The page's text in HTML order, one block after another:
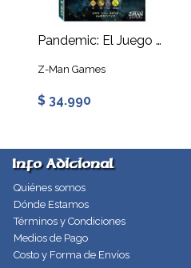
Pandemic: El Juego de Mesa
Z-Man Games
$ 34.990
Info Adicional
Quiénes somos
Dónde Estamos
Términos y Condiciones
Medios de Pago
Costo y Forma de Envíos